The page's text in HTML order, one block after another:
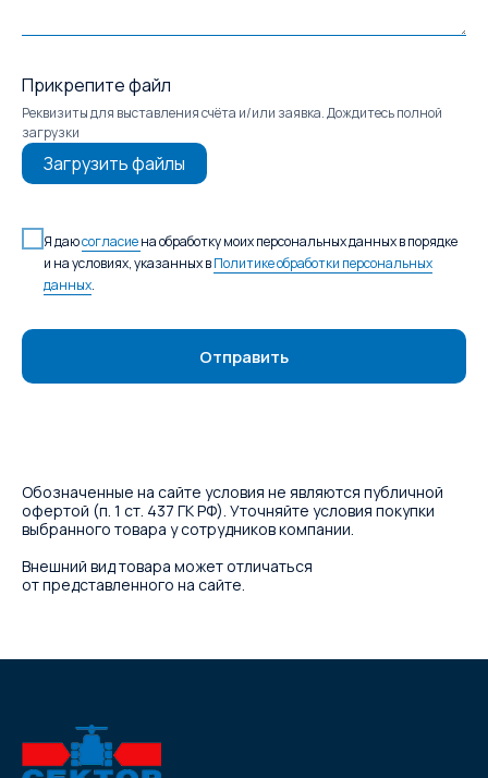
Прикрепите файл
Реквизиты для выставления счёта и/или заявка. Дождитесь полной
загрузки
Загрузить файлы
Я даюсогласиена обработку моих персональных данных в порядке
и на условиях, указанных вПолитике обработки персональных
данных.
Отправить
Обозначенные на сайте условия не являются публичной
офертой (п. 1 ст. 437 ГК РФ). Уточняйте условия покупки
выбранного товара у сотрудников компании.
Внешний вид товара может отличаться
от представленного на сайте.